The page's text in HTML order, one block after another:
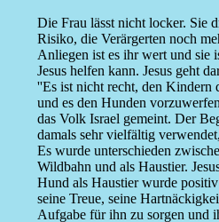
Die Frau lässt nicht locker. Sie
Risiko, die Verärgerten noch
Anliegen ist es ihr wert und sie
Jesus helfen kann. Jesus geht
''Es ist nicht recht, den Kindern
und es den Hunden
das Volk Israel gemeint. Der
damals sehr vielfältig
Es wurde unterschieden
Wildbahn und als Haustier.
Hund als Haustier wurde positiv
seine Treue, seine
Aufgabe für ihn zu sorgen und